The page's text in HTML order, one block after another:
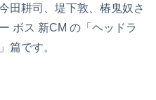
田耕司、堤下敦、椿鬼奴さ
ボス 新CM の「ヘッドラ
篇です。